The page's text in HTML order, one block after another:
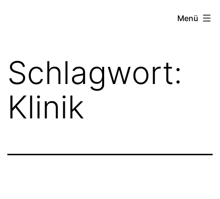
Horror
Genres
Paranormal,
Psycho
&
Menü
Schlagwort:
Klinik